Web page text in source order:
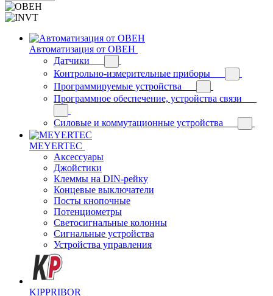
Автоматизация от ОВЕН
Датчики
Контрольно-измерительные приборы
Программируемые устройства
Программное обеспечение, устройства связи
Силовые и коммутационные устройства
MEYERTEC
Аксессуары
Джойстики
Клеммы на DIN-рейку
Концевые выключатели
Посты кнопочные
Потенциометры
Светосигнальные колонны
Сигнальные устройства
Устройства управления
KIPPRIBOR